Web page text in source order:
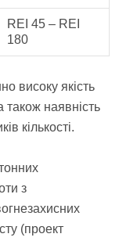
REI 45 – REI
180
високу якість
також наявність
кількості.
з
(проект